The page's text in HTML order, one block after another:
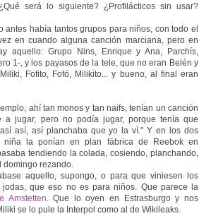
será lo siguiente? ¿Profilácticos sin usar?
antes había tantos grupos para niños, con todo el
en cuando alguna canción marciana, pero en
aquello: Grupo Nins, Enrique y Ana, Parchís,
1-, y los payasos de la tele, que no eran Belén y
Fofito, Fofó, Milikito... y bueno, al final eran
ahí tan monos y tan naifs, tenían un canción
a jugar, pero no podía jugar, porque tenía que
así, así planchaba que yo la ví." Y en los dos
niña la ponían en plan fábrica de Reebok en
tendiendo la colada, cosiendo, planchando,
domingo rezando.
aquello, supongo, o para que viniesen los
que eso no es para niños. Que parece la
Amstetten. Que lo oyen en Estrasburgo y nos
se lo pule la Interpol como al de Wikileaks.